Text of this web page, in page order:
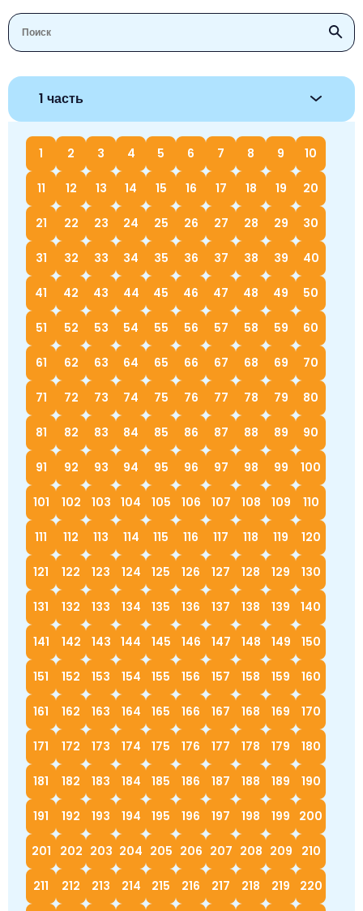
1 часть
1 2 3 4 5 6 7 8 9 10
11 12 13 14 15 16 17 18 19 20
21 22 23 24 25 26 27 28 29 30
31 32 33 34 35 36 37 38 39 40
41 42 43 44 45 46 47 48 49 50
51 52 53 54 55 56 57 58 59 60
61 62 63 64 65 66 67 68 69 70
71 72 73 74 75 76 77 78 79 80
81 82 83 84 85 86 87 88 89 90
91 92 93 94 95 96 97 98 99 100
101 102 103 104 105 106 107 108 109 110
111 112 113 114 115 116 117 118 119 120
121 122 123 124 125 126 127 128 129 130
131 132 133 134 135 136 137 138 139 140
141 142 143 144 145 146 147 148 149 150
151 152 153 154 155 156 157 158 159 160
161 162 163 164 165 166 167 168 169 170
171 172 173 174 175 176 177 178 179 180
181 182 183 184 185 186 187 188 189 190
191 192 193 194 195 196 197 198 199 200
201 202 203 204 205 206 207 208 209 210
211 212 213 214 215 216 217 218 219 220